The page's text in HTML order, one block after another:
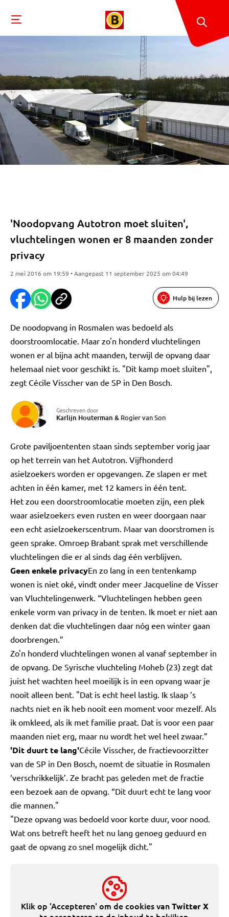
'Noodopvang Autotron moet sluiten',
vluchtelingen wonen er 8 maanden zonder
privacy
2 mei 2016 om 19:59 • Aangepast 11 september 2025 om 04:49
Hulp bij lezen
De noodopvang in Rosmalen was bedoeld als
doorstroomlocatie. Maar zo'n honderd vluchtelingen
wonen er al bijna acht maanden, terwijl de opvang daar
helemaal niet voor geschikt is. "Dit kamp moet sluiten",
zegt Cécile Visscher van de SP in Den Bosch.
Geschreven door
Karlijn Houterman & Rogier van Son
Grote paviljoententen staan sinds september vorig jaar
op het terrein van het Autotron. Vijfhonderd
asielzoekers worden er opgevangen. Ze slapen er met
achten in één kamer, met 12 kamers in één tent.
Het zou een doorstroomlocatie moeten zijn, een plek
waar asielzoekers even rusten en weer doorgaan naar
een echt asielzoekerscentrum. Maar van doorstromen is
geen sprake. Omroep Brabant sprak met verschillende
vluchtelingen die er al sinds dag één verblijven.
Geen enkele privacyEn zo lang in een tentenkamp
wonen is niet oké, vindt onder meer Jacqueline de Visser
van Vluchtelingenwerk. “Vluchtelingen hebben geen
enkele vorm van privacy in de tenten. Ik moet er niet aan
denken dat die vluchtelingen daar nóg een winter gaan
doorbrengen.”
Zo'n honderd vluchtelingen wonen al vanaf september in
de opvang. De Syrische vluchteling Moheb (23) zegt dat
juist het wachten heel moeilijk is in een opvang waar je
nooit alleen bent. "Dat is echt heel lastig. Ik slaap ’s
nachts niet en ik heb nooit een moment voor mezelf. Als
ik omkleed, als ik met familie praat. Dat is voor een paar
maanden niet erg, maar nu wordt het wel heel zwaar.”
'Dit duurt te lang'Cécile Visscher, de fractievoorzitter
van de SP in Den Bosch, noemt de situatie in Rosmalen
‘verschrikkelijk’. Ze bracht pas geleden met de fractie
een bezoek aan de opvang. “Dit duurt echt te lang voor
die mannen."
"Deze opvang was bedoeld voor korte duur, voor nood.
Wat ons betreft heeft het nu lang genoeg geduurd en
gaat de opvang zo snel mogelijk dicht."
Klik op 'Accepteren' om de cookies vanTwitter X